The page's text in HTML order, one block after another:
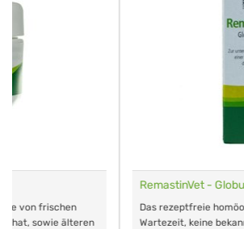
RemastinVet - Globuli für Tiere
Das rezeptfreie homöopathische Arzneimittel
Wartezeit, keine bekannten Nebenwirkungen